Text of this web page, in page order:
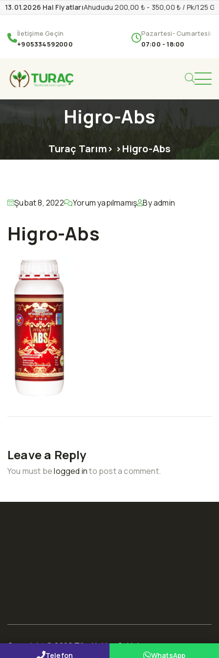
13.01.2026 Hal FiyatlarıAhududu 200,00 ₺ - 350,00 ₺ / Pk/125 G
İletişime Geçin
+905334592000
Pazartesi- Cumartesi:
07:00 - 18:00
Higro-Abs
Turaç Tarım> >Higro-Abs
Şubat 8, 2022 Yorum yapılmamış By admin
Higro-Abs
Leave a Reply
You must belogged into post a comment.
Copyright © 2026 Tüm Hakları Saklıdır
Telefon WhatsApp